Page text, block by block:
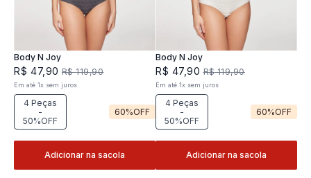
Body N Joy
R$ 47,90 R$ 119,90
Em até1x sem juros
4 Peças
-
50%OFF
60%OFF
Adicionar na sacola
Body N Joy
R$ 47,90 R$ 119,90
Em até 1x sem juros
4 Peças
-
50%OFF
60%OFF
Adicionar na sacola